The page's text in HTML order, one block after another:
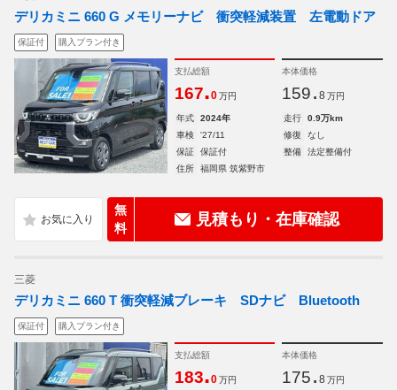
デリカミニ 660 G メモリーナビ 衝突軽減装置 左電動ドア
保証付 購入プラン付き
支払総額
167.0 万円
本体価格
159. 8 万円
年式 2024年 走行
0.9万km
車検
'27/11 修復
なし
保証
保証付 整備
法定整備付
住所
福岡県 筑紫野市
無
料
見積もり・在庫確認
三菱
デリカミニ 660 T 衝突軽減ブレーキ SDナビ Bluetooth
保証付 購入プラン付き
支払総額
183.0 万円
本体価格
175. 8 万円